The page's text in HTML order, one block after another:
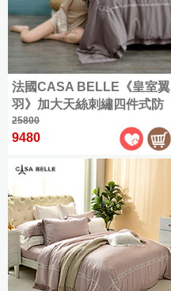
品
|
被
套
床
床
枕
套
組
薄
被
商
品
|
兩
用
被
包
枕
套
組
薄
兩
被
床
包
被
床
包
組
雪
兩
用
被
床
組
八
件
式
床
罩
組
法國CASA BELLE《皇室翼
羽》加大天絲刺繡四件式防
蹣抗菌吸濕排汗兩用被床包
組(共兩色可選)
25800
9480